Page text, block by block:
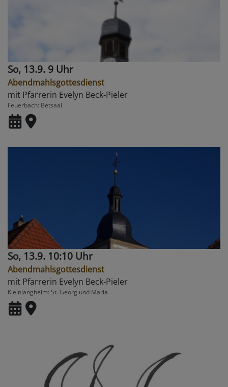
So, 13.9. 9 Uhr
Abendmahlsgottesdienst
mit Pfarrerin Evelyn Beck-Pieler
Feuerbach Betsaal
So, 13.9. 10:10 Uhr
Abendmahlsgottesdienst
mit Pfarrerin Evelyn Beck-Pieler
Kleinlangheim St. Georg und Maria